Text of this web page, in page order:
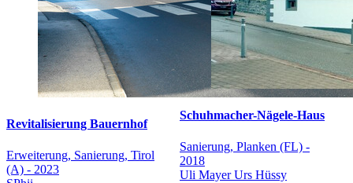
Revitalisierung Bauernhof
Erweiterung, Sanierung, Tirol
(A) - 2023
Schuhmacher-Nägele-Haus
Sanierung, Planken (FL) -
2018
Uli Mayer Urs Hüssy